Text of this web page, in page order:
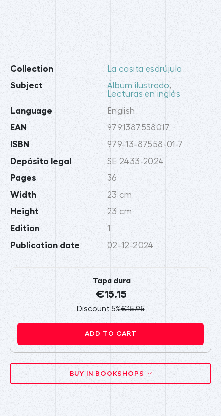
Collection La casita esdrújula
Subject Álbum ilustrado,
Lecturas en inglés
Language English
EAN 9791387558017
ISBN 979-13-87558-01-7
Depósito legal SE 2433-2024
Pages 36
Width 23 cm
Height 23 cm
Edition 1
Publication date 02-12-2024
Tapa dura
€15.15
Discount 5%€15.95
ADD TO CART
BUY IN BOOKSHOPS